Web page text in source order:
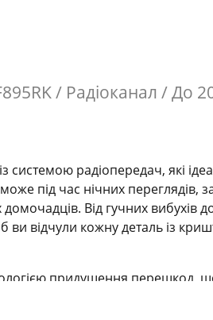
/ Радіоканал / До
системою радіопередач, які
під час нічних переглядів,
Від гучних вибухів
відчули кожну деталь із
придушення перешкод,